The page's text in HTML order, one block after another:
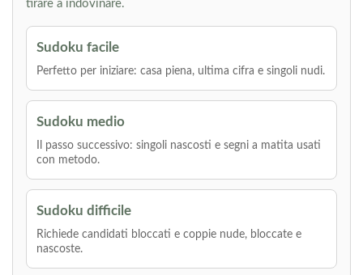
tirare a indovinare.
Sudoku facile
Perfetto per iniziare: casa piena, ultima cifra e singoli nudi.
Sudoku medio
Il passo successivo: singoli nascosti e segni a matita usati
con metodo.
Sudoku difficile
Richiede candidati bloccati e coppie nude, bloccate e
nascoste.